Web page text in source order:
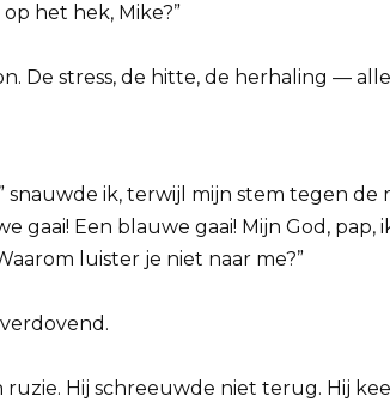
het hek, Mike?”
De stress, de hitte, de herhaling —
snauwde ik, terwijl mijn stem tegen
gaai! Een blauwe gaai! Mijn God, pap,
luister je niet naar me?”
Hij schreeuwde niet terug. Hij